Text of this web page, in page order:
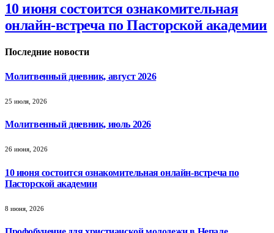
10 июня состоится ознакомительная
онлайн-встреча по Пасторской академии
Последние новости
Молитвенный дневник, август 2026
25 июля, 2026
Молитвенный дневник, июль 2026
26 июня, 2026
10 июня состоится ознакомительная онлайн-встреча по
Пасторской академии
8 июня, 2026